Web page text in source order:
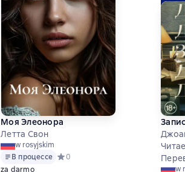
Моя Элеонора
Летта Свон
w rosyjskim
В процессе Средний рейтинг 0 на основе 0
0
za darmo
w